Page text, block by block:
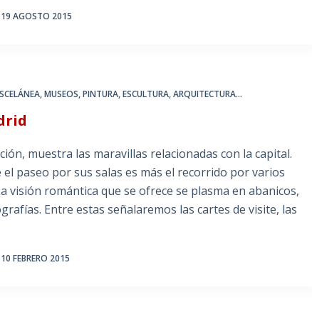
19 AGOSTO 2015
,MUSEOS,PINTURA, ESCULTURA, ARQUITECTURA...
muestra las maravillas relacionadas con la capital.
paseo por sus salas es más el recorrido por varios
visión romántica que se ofrece se plasma en abanicos,
Entre estas señalaremos las cartes de visite, las
10 FEBRERO 2015